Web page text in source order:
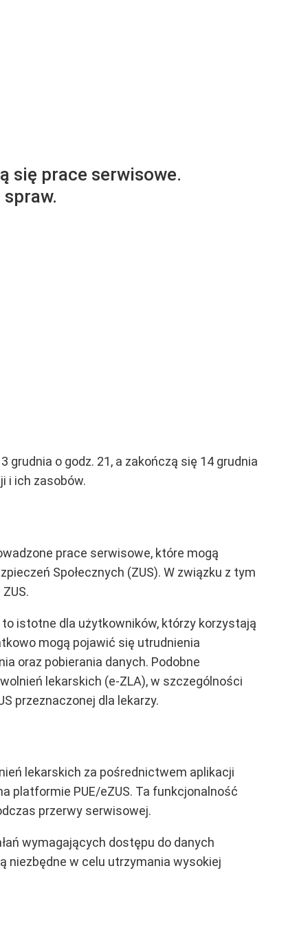
się prace serwisowe.
grudnia o godz. 21, a zakończą się 14 grudnia
i ich zasobów.
prace serwisowe, które mogą
Społecznych (ZUS). W związku z tym
istotne dla użytkowników, którzy korzystają
mogą pojawić się utrudnienia
oraz pobierania danych. Podobne
lekarskich (e-ZLA), w szczególności
przeznaczonej dla lekarzy.
lekarskich za pośrednictwem aplikacji
platformie PUE/eZUS. Ta funkcjonalność
przerwy serwisowej.
wymagających dostępu do danych
niezbędne w celu utrzymania wysokiej